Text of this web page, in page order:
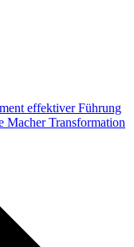
effektiver Führung
Macher Transformation